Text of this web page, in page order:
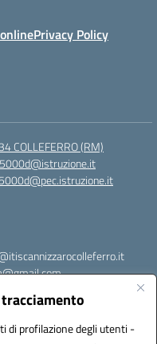
di profilazione degli utenti -
Privacy Policy
COLLEFERRO (RM)
e rigenerazione credenziali)